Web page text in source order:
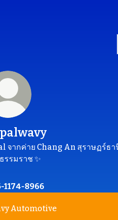
จากค่าย Chang An สุราษฏร์ธา
รรมราช ✨
1174-8966
Automotive